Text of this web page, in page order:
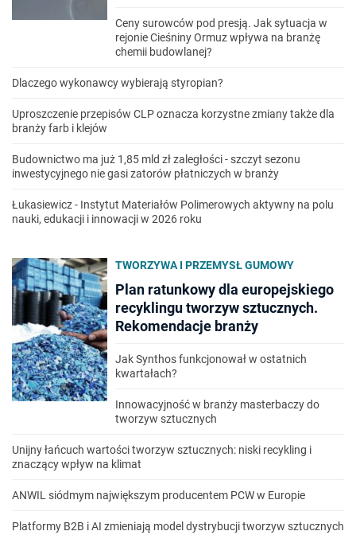
Ceny surowców pod presją. Jak sytuacja w
rejonie Cieśniny Ormuz wpływa na branżę
chemii budowlanej?
Dlaczego wykonawcy wybierają styropian?
Uproszczenie przepisów CLP oznacza korzystne zmiany także dla
branży farb i klejów
Budownictwo ma już 1,85 mld zł zaległości - szczyt sezonu
inwestycyjnego nie gasi zatorów płatniczych w branży
Łukasiewicz - Instytut Materiałów Polimerowych aktywny na polu
nauki, edukacji i innowacji w 2026 roku
TWORZYWA I PRZEMYSŁ GUMOWY
Plan ratunkowy dla europejskiego
recyklingu tworzyw sztucznych.
Rekomendacje branży
Jak Synthos funkcjonował w ostatnich
kwartałach?
Innowacyjność w branży masterbaczy do
tworzyw sztucznych
Unijny łańcuch wartości tworzyw sztucznych: niski recykling i
znaczący wpływ na klimat
ANWIL siódmym największym producentem PCW w Europie
Platformy B2B i AI zmieniają model dystrybucji tworzyw sztucznych